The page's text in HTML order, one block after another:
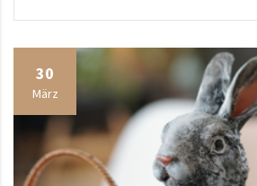
30
März